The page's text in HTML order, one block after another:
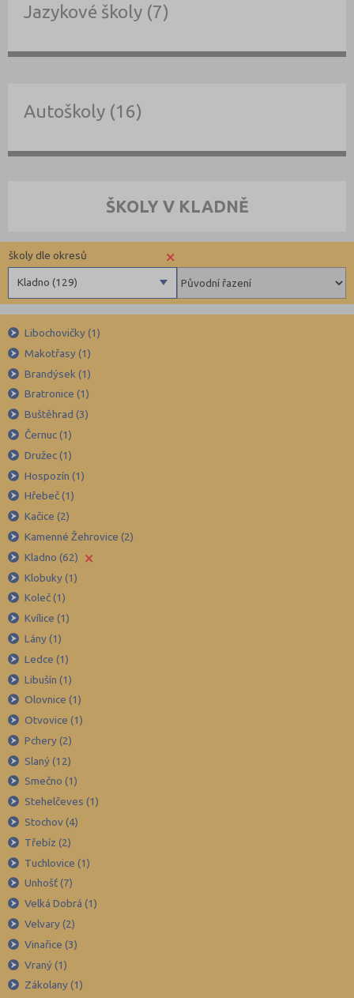
Jazykové školy (7)
Autoškoly (16)
ŠKOLY V KLADNĚ
×
Kladno (129)
školy dle okresů
Beroun (85)
Blansko (88)
Brno-město (317)
Brno-venkov (149)
Bruntál (73)
Břeclav (84)
Česká Lípa (79)
České Budějovice (173)
Český Krumlov (49)
Děčín (106)
Domažlice (49)
Frýdek-Místek (164)
Havlíčkův Brod (82)
Hodonín (119)
Hradec Králové (139)
Cheb (61)
Chomutov (65)
Chrudim (88)
Jablonec nad Nisou (67)
Jeseník (42)
Jičín (75)
Jihlava (94)
Jindřichův Hradec (76)
Karlovy Vary (93)
Karviná (145)
Kladno (129)
Klatovy (69)
Libochovičky (1)
Makotřasy (1)
Brandýsek (1)
Bratronice (1)
Buštěhrad (3)
Černuc (1)
Družec (1)
Hospozín (1)
Hřebeč (1)
Kačice (2)
Kamenné Žehrovice (2)
Kladno (62)
×
Klobuky (1)
Koleč (1)
Kvílice (1)
Lány (1)
Ledce (1)
Libušín (1)
Olovnice (1)
Otvovice (1)
Pchery (2)
Slaný (12)
Smečno (1)
Stehelčeves (1)
Stochov (4)
Třebíz (2)
Tuchlovice (1)
Unhošť (7)
Velká Dobrá (1)
Velvary (2)
Vinařice (3)
Vraný (1)
Zákolany (1)